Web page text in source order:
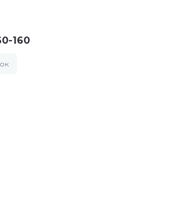
160